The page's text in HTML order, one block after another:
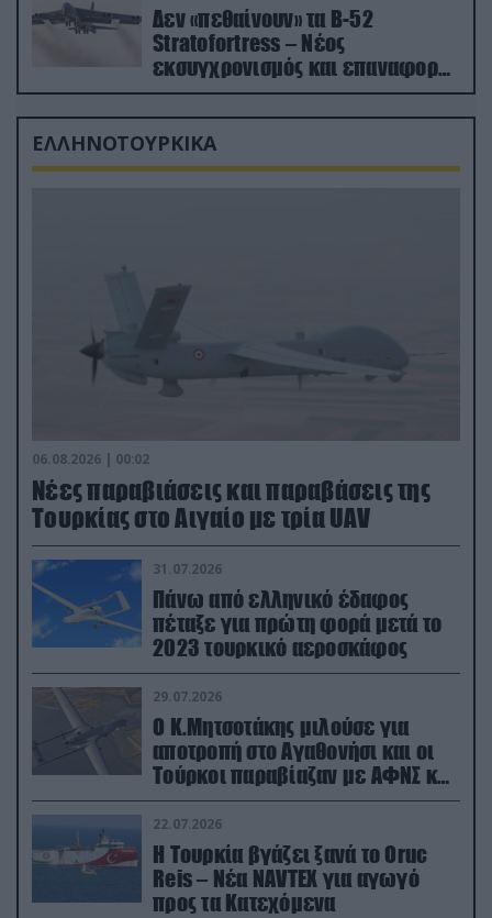
Δεν «πεθαίνουν» τα Β-52
Stratofortress – Νέος
εκσυγχρονισμός και επαναφορά
από τα «νεκροταφεία»
ΕΛΛΗΝΟΤΟΥΡΚΙΚΑ
06.08.2026 | 00:02
Νέες παραβιάσεις και παραβάσεις της
Τουρκίας στο Αιγαίο με τρία UAV
31.07.2026
Πάνω από ελληνικό έδαφος
πέταξε για πρώτη φορά μετά το
2023 τουρκικό αεροσκάφος
29.07.2026
Ο Κ.Μητσοτάκης μιλούσε για
αποτροπή στο Αγαθονήσι και οι
Τούρκοι παραβίαζαν με ΑΦΝΣ και
drone
22.07.2026
Η Τουρκία βγάζει ξανά το Oruc
Reis – Νέα NAVTEX για αγωγό
προς τα Κατεχόμενα